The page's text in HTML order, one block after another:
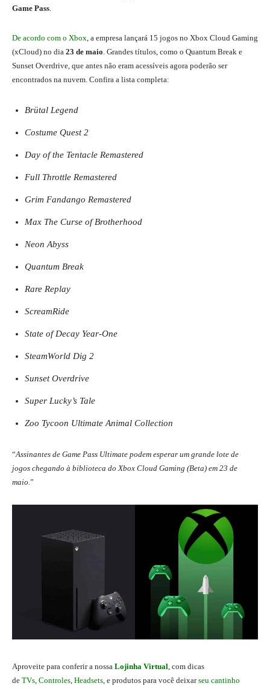
Game Pass.
De acordo com o Xbox, a empresa lançará 15 jogos no Xbox Cloud Gaming
(xCloud) no dia 23 de maio. Grandes títulos, como o Quantum Break e
Sunset Overdrive, que antes não eram acessíveis agora poderão ser
encontrados na nuvem. Confira a lista completa:
Brütal Legend
Costume Quest 2
Day of the Tentacle Remastered
Full Throttle Remastered
Grim Fandango Remastered
Max The Curse of Brotherhood
Neon Abyss
Quantum Break
Rare Replay
ScreamRide
State of Decay Year-One
SteamWorld Dig 2
Sunset Overdrive
Super Lucky’s Tale
Zoo Tycoon Ultimate Animal Collection
“Assinantes de Game Pass Ultimate podem esperar um grande lote de
jogos chegando à biblioteca do Xbox Cloud Gaming (Beta) em 23 de
maio.”
Aproveite para conferir a nossa Lojinha Virtual, com dicas
de TVs, Controles, Headsets, e produtos para você deixarseu cantinho